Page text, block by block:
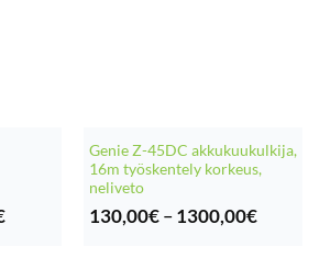
Hintaluokka:
Genie Z-45DC akkukuukulkija,
16m työskentely korkeus,
neliveto
130,00€ – 1300,00€